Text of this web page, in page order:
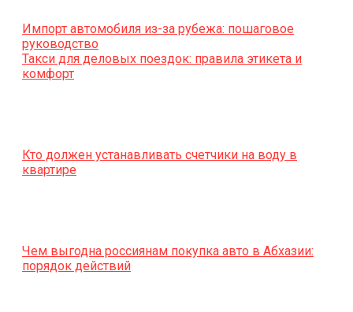
Импорт автомобиля из-за рубежа: пошаговое
руководство
Такси для деловых поездок: правила этикета и
комфорт
Кто должен устанавливать счетчики на воду в
квартире
Чем выгодна россиянам покупка авто в Абхазии:
порядок действий